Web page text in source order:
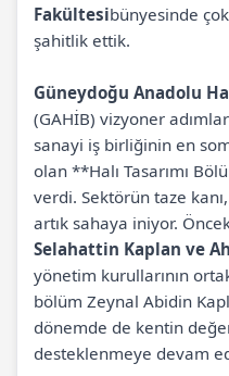
Fakültesibünyesinde
şahitlik ettik.
Güneydoğu Anadolu
(GAHİB) vizyoner
sanayi iş birliğinin en
olan **Halı Tasarımı
verdi. Sektörün taze
artık sahaya iniyor.
Selahattin Kaplan ve
yönetim kurullarının
bölüm Zeynal Abidin
dönemde de kentin
desteklenmeye devam